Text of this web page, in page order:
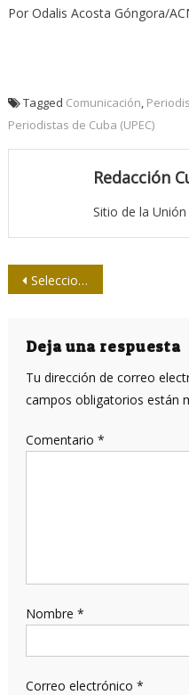
Por Odalis Acosta Góngora/
Tagged Comunicación,
Periodistas de Cuba (UPEC)
Redacción
Sitio de la
Navegación
entradas
Seleccionados en Cienfuegos los finalistas del Concurso Nacional de la Crónica
Deja una respuesta
Tu dirección de correo
campos obligatorios están
Comentario *
Nombre *
Correo electrónico *